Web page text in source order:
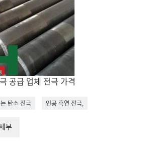
공급 업체 전극 가격
탄소 전극 인공 흑연 전극,
부